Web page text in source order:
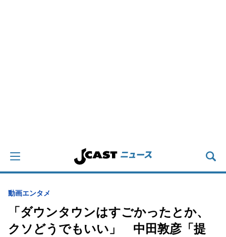
動画エンタメ
「ダウンタウンはすごかったとか、
クソどうでもいい」 中田敦彦「提